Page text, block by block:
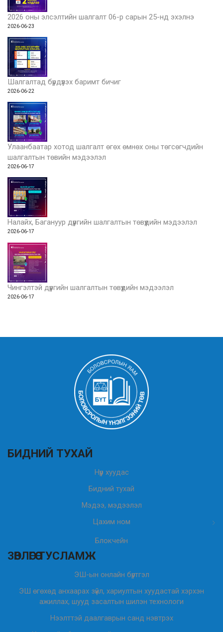
2026 оны элсэлтийн шалгалт 06-р сарын 25-нд эхэлнэ
2026-06-23
Шалгалтад бүрдүүлэх баримт бичиг
2026-06-22
Улаанбаатар хотод шалгалт өгөх өмнөх оны төгсөгчдийн
шалгалтын төвийн мэдээлэл
2026-06-17
Налайх, Багануур дүүргийн шалгалтын төвүүдийн мэдээлэл
2026-06-17
Чингэлтэй дүүргийн шалгалтын төвүүдийн мэдээлэл
2026-06-17
БИДНИЙ ТУХАЙ
Нүүр хуудас
Бидний тухай
Мэдээ, мэдээлэл
Цахим ном
Блокчейн
ЗӨВЛӨГӨӨ ТУСЛАМЖ
ЭШ-ын онлайн бүртгэл
ЭШ өгөхөд анхаарах зүйл, хариултын хуудастай хэрхэн
ажиллах, шууд засалтын шилэн технологи
Нээлттэй даалгаврын санд нэвтрэх